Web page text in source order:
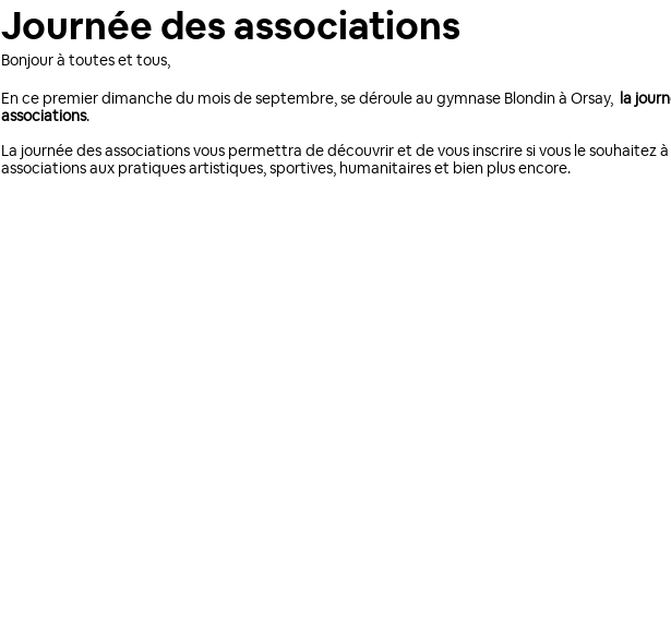
Journée des associations
Bonjour à toutes et tous,
En ce premier dimanche du mois de septembre, se déroule au gymnase Blondin à Orsay, la
associations.
La journée des associations vous permettra de découvrir et de vous inscrire si vous le souhaitez
associations aux pratiques artistiques, sportives, humanitaires et bien plus encore.